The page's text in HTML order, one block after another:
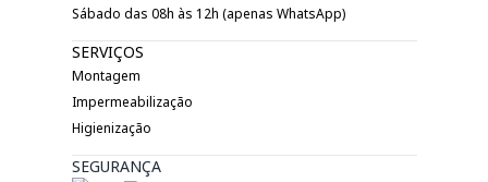
Sábado das 08h às 12h (apenas WhatsApp)
SERVIÇOS
Montagem
Impermeabilização
Higienização
SEGURANÇA